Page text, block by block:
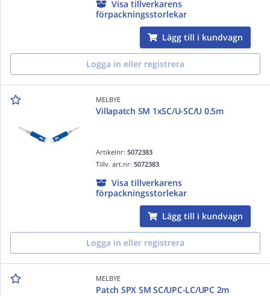
Visa tillverkarens
förpackningsstorlekar
Lägg till i kundvagn
Logga in eller registrera
MELBYE
Villapatch SM 1xSC/U-SC/U 0.5m
Artikelnr:5072383
Tillv. art.nr:5072383
Visa tillverkarens
förpackningsstorlekar
Lägg till i kundvagn
Logga in eller registrera
MELBYE
Patch SPX SM SC/UPC-LC/UPC 2m